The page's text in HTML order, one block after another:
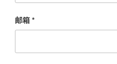
邮箱*